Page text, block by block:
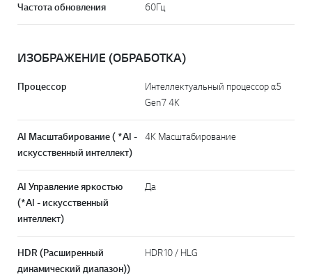
Частота обновления 60Гц
ИЗОБРАЖЕНИЕ (ОБРАБОТКА)
Процессор
Интеллектуальный процессор α5
Gen7 4K
AI Масштабирование ( *AI -
искусственный интеллект)
4K Масштабирование
AI Управление яркостью
(*AI - искусственный
интеллект)
Да
HDR (Расширенный
динамический диапазон))
HDR10 / HLG